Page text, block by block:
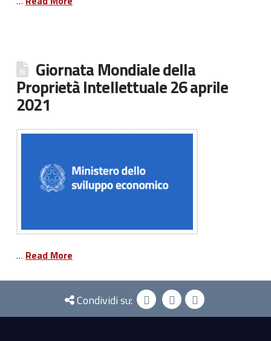
Giornata Mondiale della
Proprietà Intellettuale 26 aprile
2021
… Read More
Condividi su: